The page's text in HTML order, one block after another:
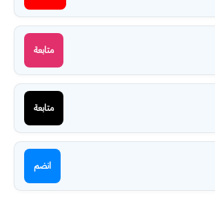
متابعة
متابعة
انضم